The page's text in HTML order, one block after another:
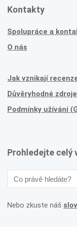
Kontakty
Spolupráce a
O nás
Jak vznikají
Důvěryhodné zdroje
Podmínky užívání
Prohledejte celý
Nebo zkuste náš